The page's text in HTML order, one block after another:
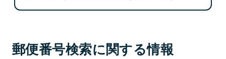
郵便番号検索に関する情報